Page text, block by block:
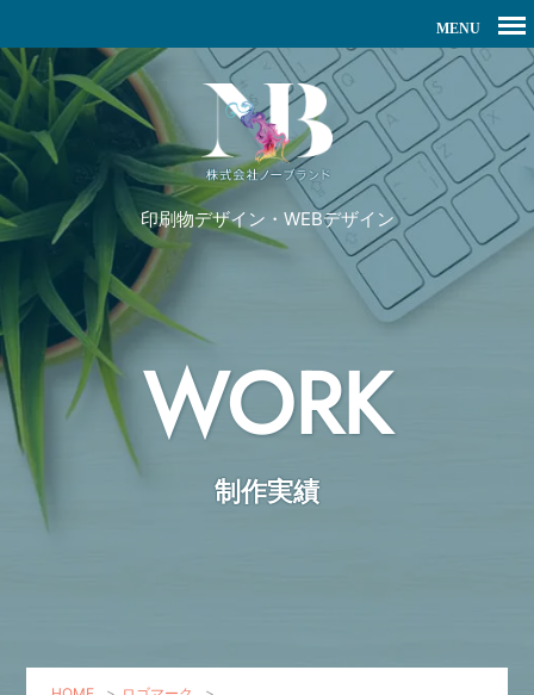
印刷物デザイン・WEBデザイン
WORK
制作実績